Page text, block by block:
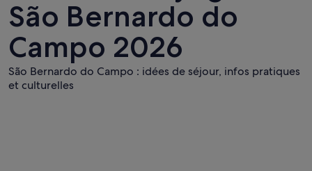
São Bernardo do
Campo 2026
São Bernardo do Campo : idées de séjour, infos pratiques
et culturelles